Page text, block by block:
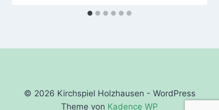
© 2026 Kirchspiel Holzhausen - WordPress
Theme von Kadence WP